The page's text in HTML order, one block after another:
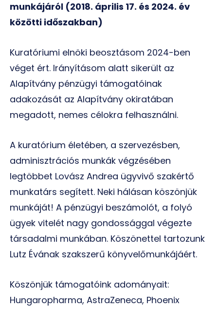
munkájáról (2018. április 17. és 2024. év
közötti időszakban)
Kuratóriumi elnöki beosztásom 2024-ben
véget ért. Irányításom alatt sikerült az
Alapítvány pénzügyi támogatóinak
adakozását az Alapítvány okiratában
megadott, nemes célokra felhasználni.
A kuratórium életében, a szervezésben,
adminisztrációs munkák végzésében
legtöbbet Lovász Andrea ügyvivő szakértő
munkatárs segített. Neki hálásan köszönjük
munkáját! A pénzügyi beszámolót, a folyó
ügyek vitelét nagy gondossággal végezte
társadalmi munkában. Köszönettel tartozunk
Lutz Évának szakszerű könyvelőmunkájáért.
Köszönjük támogatóink adományait:
Hungaropharma, AstraZeneca, Phoenix